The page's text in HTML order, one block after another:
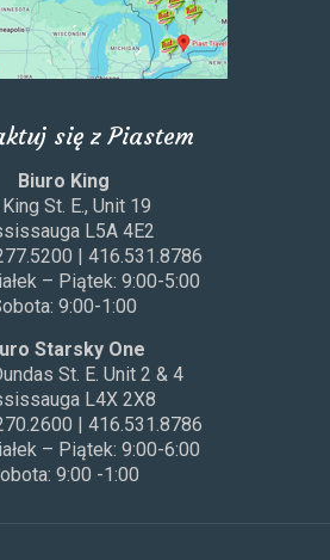
się z Piastem
Biuro King
St. E., Unit 19
L5A 4E2
| 416.531.8786
– Piątek: 9:00-5:00
9:00-1:00
Starsky One
St. E. Unit 2 & 4
L4X 2X8
| 416.531.8786
– Piątek: 9:00-6:00
9:00 -1:00